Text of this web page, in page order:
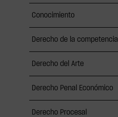
Conocimiento
Derecho de la competencia
Derecho del Arte
Derecho Penal Económico
Derecho Procesal